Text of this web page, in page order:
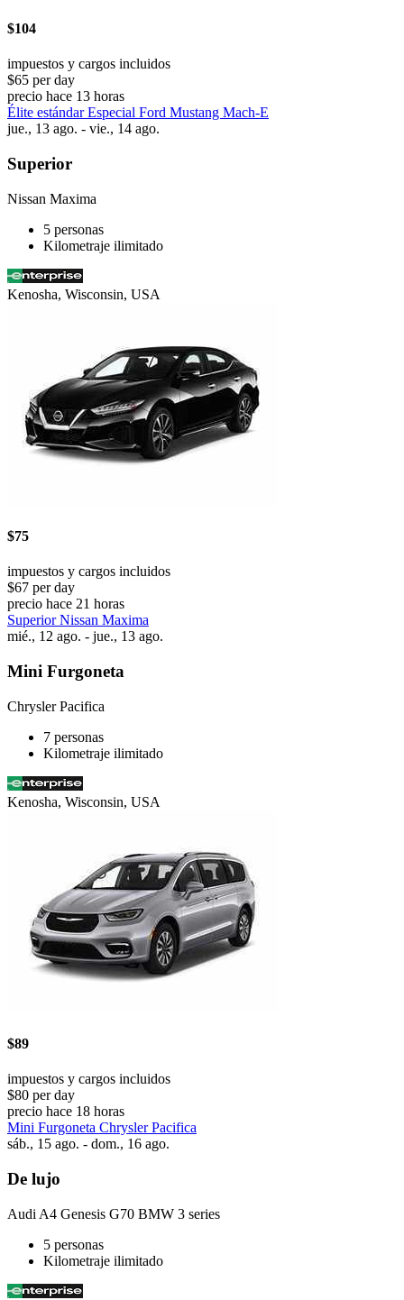
$104
impuestos y cargos incluidos
$65 per day
precio hace 13 horas
Élite estándar Especial Ford Mustang Mach-E
jue., 13 ago. - vie., 14 ago.
Superior
Nissan Maxima
5 personas
Kilometraje ilimitado
Kenosha, Wisconsin, USA
$75
impuestos y cargos incluidos
$67 per day
precio hace 21 horas
Superior Nissan Maxima
mié., 12 ago. - jue., 13 ago.
Mini Furgoneta
Chrysler Pacifica
7 personas
Kilometraje ilimitado
Kenosha, Wisconsin, USA
$89
impuestos y cargos incluidos
$80 per day
precio hace 18 horas
Mini Furgoneta Chrysler Pacifica
sáb., 15 ago. - dom., 16 ago.
De lujo
Audi A4 Genesis G70 BMW 3 series
5 personas
Kilometraje ilimitado